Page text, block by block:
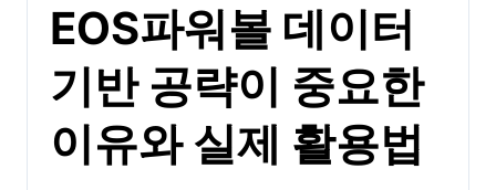
EOS파워볼 데이터
기반 공략이 중요한
이유와 실제 활용법